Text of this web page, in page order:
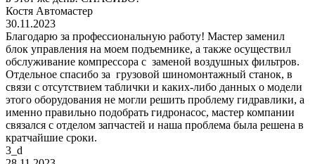
Костя Автомастер
30.11.2023
Благодарю за профессиональную работу! Мастер заменил
блок управления на моем подъемнике, а также осуществил
обслуживание компрессора с заменой воздушных фильтров.
Отдельное спасибо за грузовой шиномонтажный станок, в
связи с отсутствием таблички и каких-либо данных о модели
этого оборудования не могли решить проблему гидравлики, а
именно правильно подобрать гидронасос, мастер компании
связался с отделом запчастей и наша проблема была решена в
кратчайшие сроки.
3_d